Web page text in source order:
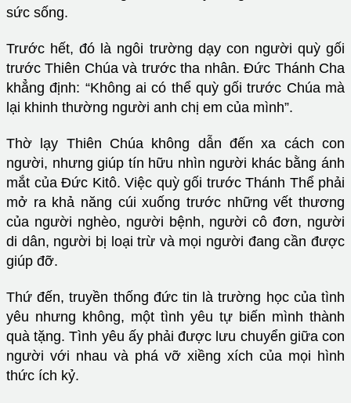
sức sống.
Trước hết, đó là ngôi trường dạy con người quỳ gối
trước Thiên Chúa và trước tha nhân. Đức Thánh Cha
khẳng định: “Không ai có thể quỳ gối trước Chúa mà
lại khinh thường người anh chị em của mình”.
Thờ lạy Thiên Chúa không dẫn đến xa cách con
người, nhưng giúp tín hữu nhìn người khác bằng ánh
mắt của Đức Kitô. Việc quỳ gối trước Thánh Thể phải
mở ra khả năng cúi xuống trước những vết thương
của người nghèo, người bệnh, người cô đơn, người
di dân, người bị loại trừ và mọi người đang cần được
giúp đỡ.
Thứ đến, truyền thống đức tin là trường học của tình
yêu nhưng không, một tình yêu tự biến mình thành
quà tặng. Tình yêu ấy phải được lưu chuyển giữa con
người với nhau và phá vỡ xiềng xích của mọi hình
thức ích kỷ.